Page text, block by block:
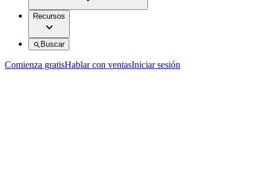
Recursos
Buscar
Comienza gratisHablar con ventasIniciar sesión